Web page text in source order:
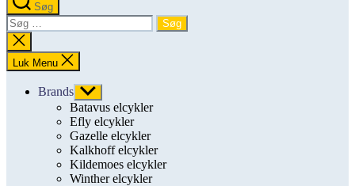
Søg
Søg
efter:
Luk
søgning
Luk Menu
Brands Vis
undermenu
Batavus elcykler
Efly elcykler
Gazelle elcykler
Kalkhoff elcykler
Kildemoes elcykler
Winther elcykler